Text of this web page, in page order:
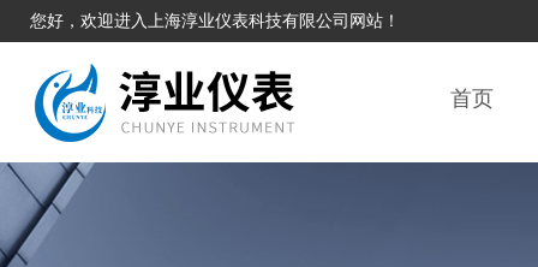
您好，欢迎进入上海淳业仪表科技有限公司网站！
首页